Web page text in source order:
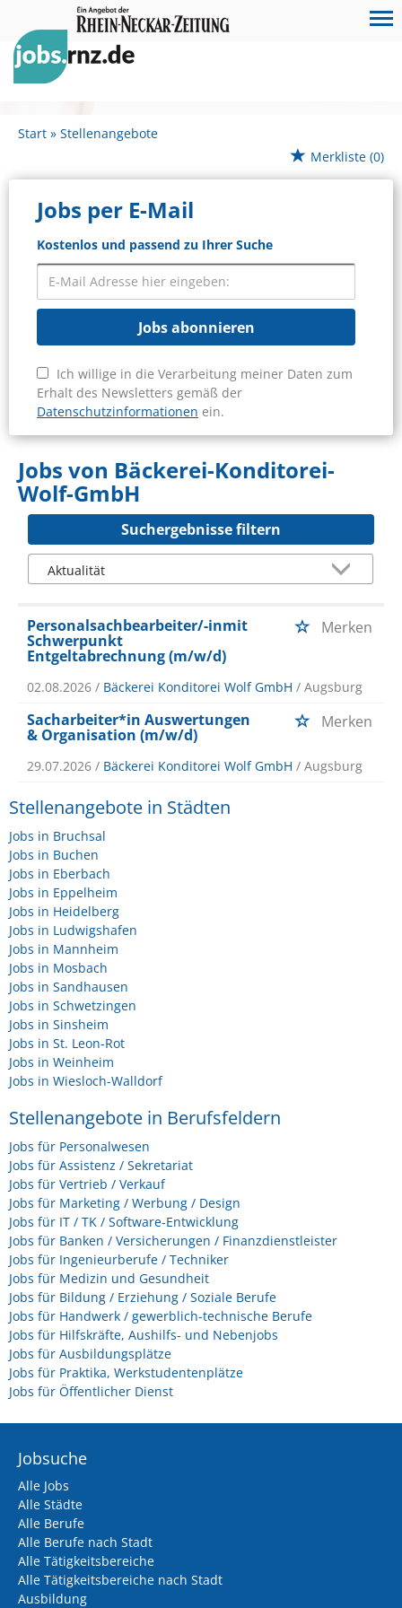
Start
Stellenangebote
Merkliste (0)
Jobs per E-Mail
Kostenlos und passend zu Ihrer Suche
Jobs abonnieren
Ich willige in die Verarbeitung meiner Daten zum
Erhalt des Newsletters gemäß der
Datenschutzinformationen ein.
Jobs von Bäckerei-Konditorei-
Wolf-GmbH
Suchergebnisse filtern
Personalsachbearbeiter/-inmit
Schwerpunkt
Entgeltabrechnung (m/w/d)
Merken
02.08.2026 / Bäckerei Konditorei Wolf GmbH / Augsburg
Sacharbeiter*in Auswertungen
& Organisation (m/w/d)
Merken
29.07.2026 / Bäckerei Konditorei Wolf GmbH / Augsburg
Stellenangebote in Städten
Jobs in Bruchsal
Jobs in Buchen
Jobs in Eberbach
Jobs in Eppelheim
Jobs in Heidelberg
Jobs in Ludwigshafen
Jobs in Mannheim
Jobs in Mosbach
Jobs in Sandhausen
Jobs in Schwetzingen
Jobs in Sinsheim
Jobs in St. Leon-Rot
Jobs in Weinheim
Jobs in Wiesloch-Walldorf
Stellenangebote in Berufsfeldern
Jobs für Personalwesen
Jobs für Assistenz / Sekretariat
Jobs für Vertrieb / Verkauf
Jobs für Marketing / Werbung / Design
Jobs für IT / TK / Software-Entwicklung
Jobs für Banken / Versicherungen / Finanzdienstleister
Jobs für Ingenieurberufe / Techniker
Jobs für Medizin und Gesundheit
Jobs für Bildung / Erziehung / Soziale Berufe
Jobs für Handwerk / gewerblich-technische Berufe
Jobs für Hilfskräfte, Aushilfs- und Nebenjobs
Jobs für Ausbildungsplätze
Jobs für Praktika, Werkstudentenplätze
Jobs für Öffentlicher Dienst
Jobsuche
Alle Jobs
Alle Städte
Alle Berufe
Alle Berufe nach Stadt
Alle Tätigkeitsbereiche
Alle Tätigkeitsbereiche nach Stadt
Ausbildung